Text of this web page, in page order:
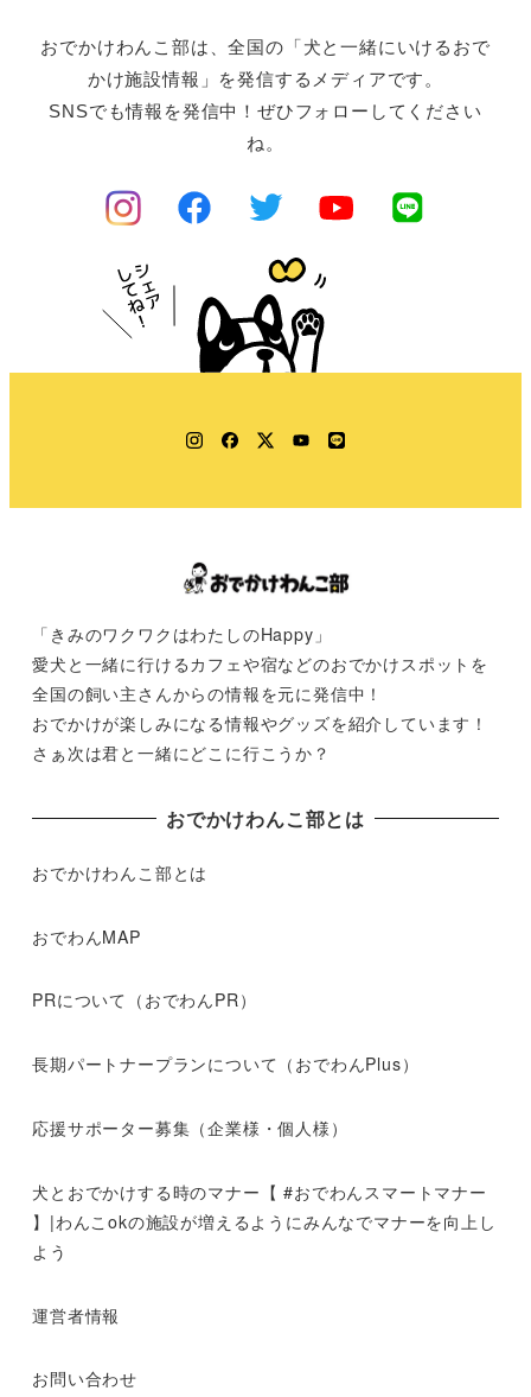
おでかけわんこ部は、全国の「犬と一緒にいけるおで
かけ施設情報」を発信するメディアです。
SNSでも情報を発信中！ぜひフォローしてください
ね。
Instagram
Facebook
TwitterYouTube
LINE
「きみのワクワクはわたしのHappy」
愛犬と一緒に行けるカフェや宿などのおでかけスポットを
全国の飼い主さんからの情報を元に発信中！
おでかけが楽しみになる情報やグッズを紹介しています！
さぁ次は君と一緒にどこに行こうか？
おでかけわんこ部とは
おでかけわんこ部とは
おでわんMAP
PRについて（おでわんPR）
長期パートナープランについて（おでわんPlus）
応援サポーター募集（企業様・個人様）
犬とおでかけする時のマナー【 #おでわんスマートマナー
】|わんこokの施設が増えるようにみんなでマナーを向上し
よう
運営者情報
お問い合わせ